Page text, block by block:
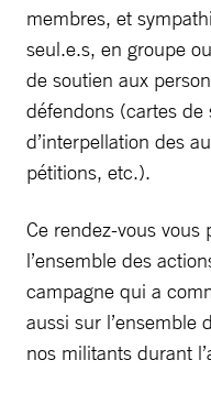
membres, et
seul.e.s, en groupe
de soutien aux
défendons (cartes
d’interpellation des
pétitions, etc.).
Ce rendez-vous vous
l’ensemble des
campagne qui a
aussi sur l’ensemble
nos militants durant